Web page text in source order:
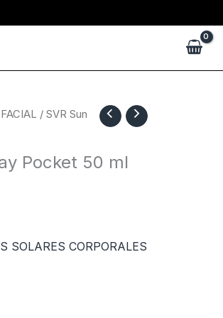
/ SVR Sun
Pocket 50 ml
SOLARES CORPORALES